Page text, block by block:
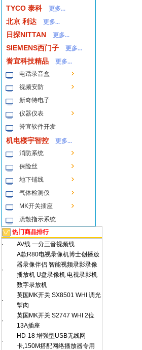
TYCO 泰科 更多...
北京 利达 更多...
日探NITTAN 更多...
SIEMENS西门子 更多...
誉宜科技精品
更多...
电话录音盒
视频安防
新奇特电子
仪器仪表
誉宜软件开发
机电楼宇智控
更多...
消防系统
保险丝
地下铺线
气体检测仪
MK开关插座
疏散指示系统
热门商品排行
·
AV线 一分三音视频线
·
A款R80电视录像机博士创播放
器录像伴侣 智能视频录影录像
播放机 U盘录像机 电视录影机
数字录放机
·
英国MK开关 SX8501 WHI 调光
掣肉
·
英国MK开关 S2747 WHI 2位
13A插座
·
HD-18 增强型USB无线网
卡,150M搭配网络播放器专用